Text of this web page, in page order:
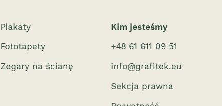
Kim jesteśmy
+48 61 611 09 51
info@grafitek.eu
Sekcja prawna
Plakaty
Fototapety
Zegary na ścianę